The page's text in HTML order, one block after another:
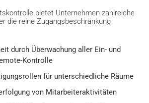
bietet Unternehmen zahlreiche
die reine Zugangsbeschränkung
durch Überwachung aller Ein- und
Kontrolle
für unterschiedliche Räume
von Mitarbeiteraktivitäten